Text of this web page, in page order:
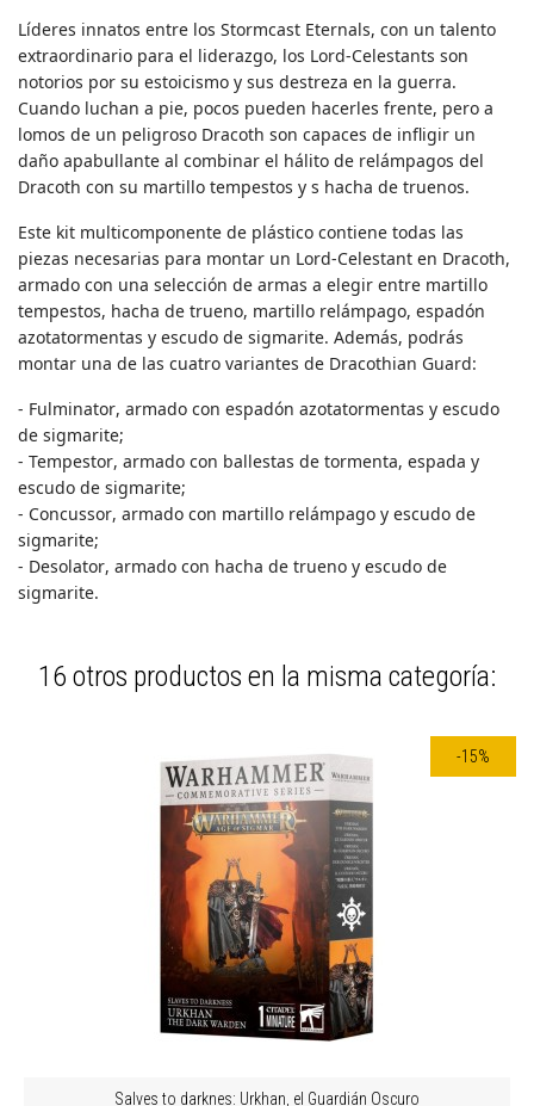
Líderes innatos entre los Stormcast Eternals, con un talento
extraordinario para el liderazgo, los Lord-Celestants son
notorios por su estoicismo y sus destreza en la guerra.
Cuando luchan a pie, pocos pueden hacerles frente, pero a
lomos de un peligroso Dracoth son capaces de infligir un
daño apabullante al combinar el hálito de relámpagos del
Dracoth con su martillo tempestos y s hacha de truenos.
Este kit multicomponente de plástico contiene todas las
piezas necesarias para montar un Lord-Celestant en Dracoth,
armado con una selección de armas a elegir entre martillo
tempestos, hacha de trueno, martillo relámpago, espadón
azotatormentas y escudo de sigmarite. Además, podrás
montar una de las cuatro variantes de Dracothian Guard:
- Fulminator, armado con espadón azotatormentas y escudo
de sigmarite;
- Tempestor, armado con ballestas de tormenta, espada y
escudo de sigmarite;
- Concussor, armado con martillo relámpago y escudo de
sigmarite;
- Desolator, armado con hacha de trueno y escudo de
sigmarite.
16 otros productos en la misma categoría:
-15%
Salves to darknes: Urkhan, el Guardián Oscuro